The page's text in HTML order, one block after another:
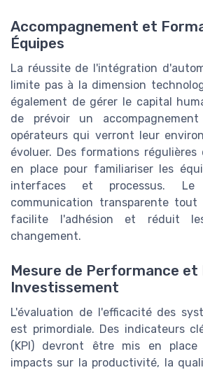
Accompagnement et
Équipes
La réussite de l'intégration
limite pas à la dimension
également de gérer le capital
de prévoir un
opérateurs qui verront leur
évoluer. Des formations
en place pour familiariser les
interfaces et processus. Le
communication transparente
facilite l'adhésion et réduit
changement.
Mesure de Performance et
Investissement
L'évaluation de l'efficacité des
est primordiale. Des indicateurs
(KPI) devront être mis en place
impacts sur la productivité, la